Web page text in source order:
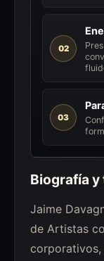
02
03
Biografía
Jaime
de Artistas
corporativos,